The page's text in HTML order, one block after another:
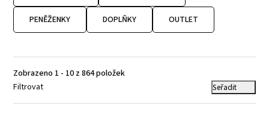
PENĚŽENKY DOPLŇKY OUTLET
Zobrazeno 1 - 10 z 864 položek
Filtrovat
Seřadit